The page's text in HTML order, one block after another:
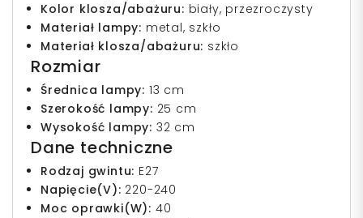
Kolor klosza/abażuru: biały, przezroczysty
Materiał lampy: metal, szkło
Materiał klosza/abażuru: szkło
Rozmiar
Średnica lampy: 13 cm
Szerokość lampy: 25 cm
Wysokość lampy: 32 cm
Dane techniczne
Rodzaj gwintu: E27
Napięcie(V): 220-240
Moc oprawki(W): 40